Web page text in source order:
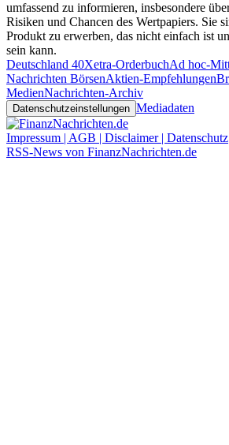
umfassend zu informieren, insbesondere
Risiken und Chancen des Wertpapiers. Sie
Produkt zu erwerben, das nicht einfach ist
sein kann.
Deutschland 40Xetra-OrderbuchAd hoc-
Nachrichten BörsenAktien-Empfehlungen
MedienNachrichten-Archiv
Datenschutzeinstellungen Mediadaten
Impressum | AGB | Disclaimer | Datenschutz
RSS-News von FinanzNachrichten.de